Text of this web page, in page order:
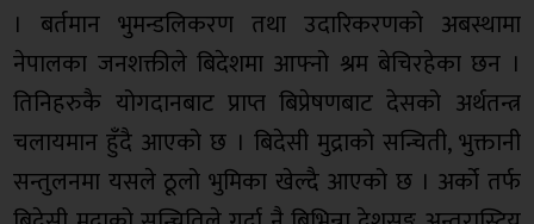
। बर्तमान भुमन्डलिकरण तथा उदारिकरणको अबस्थामा
नेपालका जनशक्तीले बिदेशमा आफ्नो श्रम बेचिरहेका छन ।
तिनिहरुकै योगदानबाट प्राप्त बिप्रेषणबाट देसको अर्थतन्त्र
चलायमान हुँदै आएको छ । बिदेसी मुद्राको सन्चिती, भुक्तानी
सन्तुलनमा यसले ठूलो भुमिका खेल्दै आएको छ । अर्को तर्फ